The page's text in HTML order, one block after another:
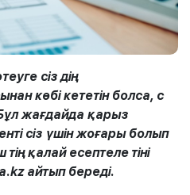
сіз дің
көбікететін болса, с
жағдайда қарыз
сіз үшін жоғары болып
тіңқалай есептеле тіні
айтып береді.